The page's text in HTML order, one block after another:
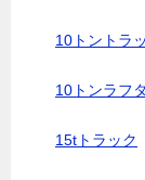
10トントラ
10トンラフ
15tトラック